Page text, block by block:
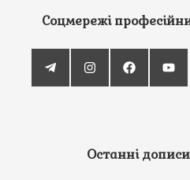
Соцмережі
Останні